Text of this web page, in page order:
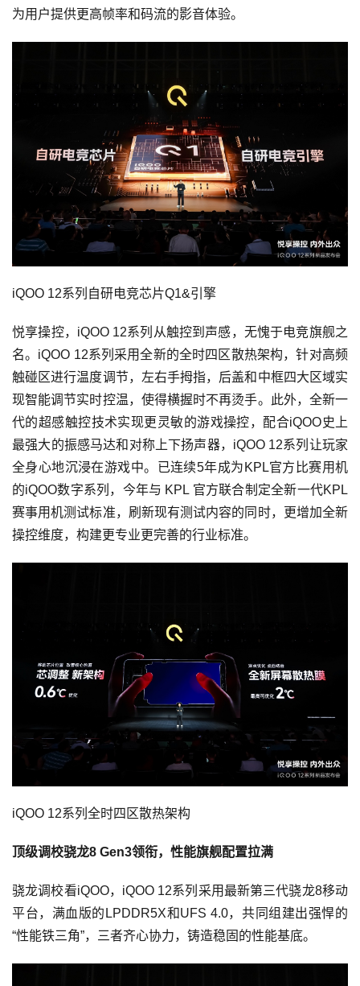
为用户提供更高帧率和码流的影音体验。
iQOO 12系列自研电竞芯片Q1&引擎
悦享操控，iQOO 12系列从触控到声感，无愧于电竞旗舰之
名。iQOO 12系列采用全新的全时四区散热架构，针对高频
触碰区进行温度调节，左右手拇指，后盖和中框四大区域实
现智能调节实时控温，使得横握时不再烫手。此外，全新一
代的超感触控技术实现更灵敏的游戏操控，配合iQOO史上
最强大的振感马达和对称上下扬声器，iQOO 12系列让玩家
全身心地沉浸在游戏中。已连续5年成为KPL官方比赛用机
的iQOO数字系列，今年与 KPL 官方联合制定全新一代KPL
赛事用机测试标准，刷新现有测试内容的同时，更增加全新
操控维度，构建更专业更完善的行业标准。
iQOO 12系列全时四区散热架构
顶级调校骁龙8 Gen3领衔，性能旗舰配置拉满
骁龙调校看iQOO，iQOO 12系列采用最新第三代骁龙8移动
平台，满血版的LPDDR5X和UFS 4.0，共同组建出强悍的
“性能铁三角”，三者齐心协力，铸造稳固的性能基底。